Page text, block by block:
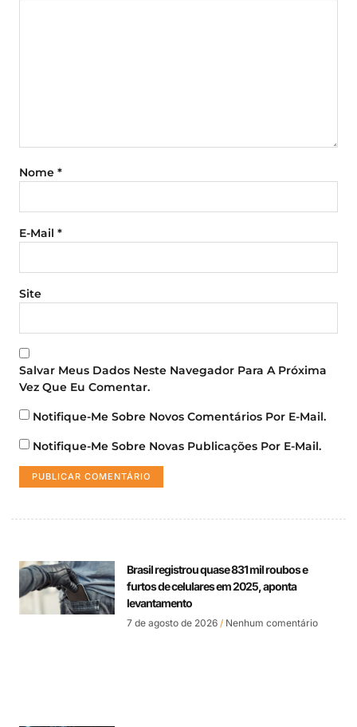
Nome *
E-Mail *
Site
Salvar Meus Dados Neste Navegador Para A Próxima
Vez Que Eu Comentar.
Notifique-Me Sobre Novos Comentários Por E-Mail.
Notifique-Me Sobre Novas Publicações Por E-Mail.
Brasil registrou quase 831 mil roubos e
furtos de celulares em 2025, aponta
levantamento
7 de agosto de 2026 Nenhum comentário